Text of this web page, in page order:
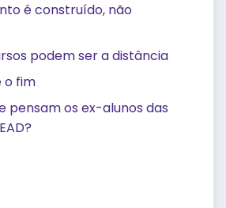
é construído, não
podem ser a distância
o fim
pensam os ex-alunos das